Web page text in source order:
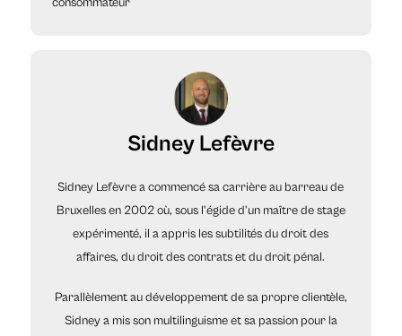
Sidney Lefèvre
Sidney Lefèvre a commencé sa carrière au barreau de
Bruxelles en 2002 où, sous l'égide d'un maître de stage
expérimenté, il a appris les subtilités du droit des
affaires, du droit des contrats et du droit pénal.
Parallèlement au développement de sa propre clientèle,
Sidney a mis son multilinguisme et sa passion pour la